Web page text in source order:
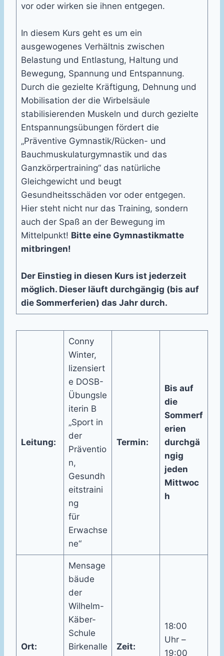
vor oder wirken sie ihnen entgegen.
In diesem Kurs geht es um ein
ausgewogenes Verhältnis zwischen
Belastung und Entlastung, Haltung und
Bewegung, Spannung und Entspannung.
Durch die gezielte Kräftigung, Dehnung und
Mobilisation der die Wirbelsäule
stabilisierenden Muskeln und durch gezielte
Entspannungsübungen fördert die
„Präventive Gymnastik/Rücken- und
Bauchmuskulaturgymnastik und das
Ganzkörpertraining“ das natürliche
Gleichgewicht und beugt
Gesundheitsschäden vor oder entgegen.
Hier steht nicht nur das Training, sondern
auch der Spaß an der Bewegung im
Mittelpunkt! Bitte eine Gymnastikmatte
mitbringen!
Der Einstieg in diesen Kurs ist jederzeit
möglich. Dieser läuft durchgängig (bis auf
die Sommerferien) das Jahr durch.
Leitung:
Conny
Winter,
lizensiert
e DOSB-
Übungsle
iterin B
„Sport in
der
Präventio
n,
Gesundh
eitstraini
ng
für
Erwachse
ne“
Termin:
Bis auf
die
Sommerf
erien
durchgä
ngig
jeden
Mittwoc
h
Ort:
Mensage
bäude
der
Wilhelm-
Käber-
Schule
Birkenalle
Zeit:
18:00
Uhr –
19:00